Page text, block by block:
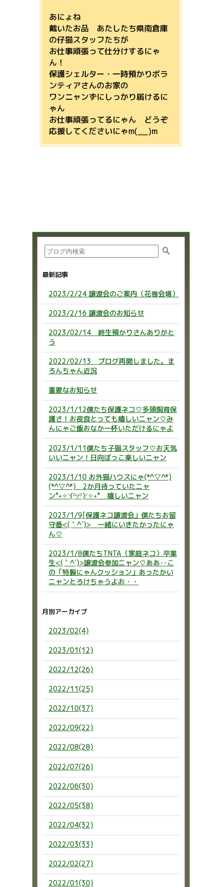
あにょね
戴いたお品 あたしたち県南倉庫
の仔猫スタッフたちが
お仕事頑張って仕分けするにゃ
ん！
保護シェルター・一時預かりボラ
ンティアさんのお家の
ワンニャンずにしっかり届けるに
ゃん
お仕事頑張ってるにゃん どうぞ
応援してくださいにゃm(__)m
最新記事
2023/2/24 譲渡会のご案内（花巻会場）
2023/2/16 譲渡会のお知らせ
2023/02/14 終生預かりさんありがと
う
2022/02/13 ブログ再開しました。ま
ろんちゃん近況
重要なお知らせ
2023/1/12僕たち保護ネコ♡多頭飼育保
護さ！お夜食とっても嬉しいニャン♡み
んにゃご飯おなか一杯いただけるにゃよ
2023/1/11僕たち子猫スタッフ♡お天気
いいニャン！日向ぼっこ楽しいニャン
2023/1/10 お外猫ハウスにゃ(*^▽^*)
(*^▽^*) 2か月待っていたニャ
ン°˖✧◝(⁰▿⁰)◜✧˖° 嬉しいニャン
2023/1/9[保護ネコ譲渡会」僕たちお留
守番<(｀^´)> 一緒にいきたかったにゃ
ん♡
2023/1/8僕たちTNTA（家庭ネコ）卒業
生<(｀^´)>譲渡会参加ニャン♡ああ‥こ
の「特製にゃんクッション」あったかい
ニャンとろけちゃうよお・・
月別アーカイブ
2023/02(4)
2023/01(12)
2022/12(26)
2022/11(25)
2022/10(37)
2022/09(22)
2022/08(28)
2022/07(26)
2022/06(30)
2022/05(38)
2022/04(32)
2022/03(33)
2022/02(27)
2022/01(30)